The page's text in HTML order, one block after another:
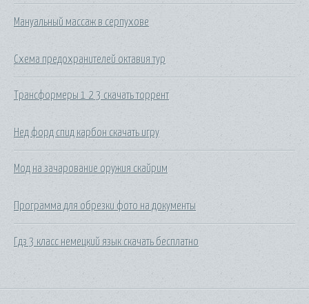
Мануальный массаж в серпухове
Схема предохранителей октавия тур
Трансформеры 1 2 3 скачать торрент
Нед форд спид карбон скачать игру
Мод на зачарование оружия скайрим
Программа для обрезки фото на документы
Гдз 3 класс немецкий язык скачать бесплатно